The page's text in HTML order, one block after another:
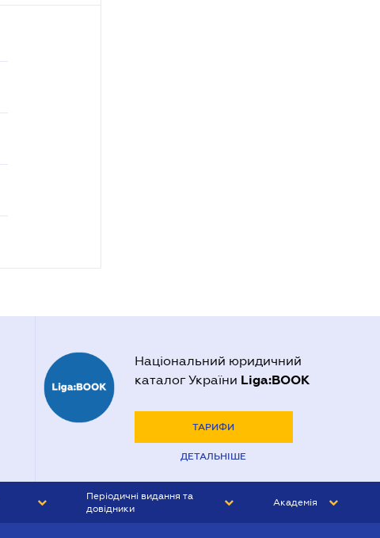
Національний юридичний
каталог України Liga:BOOK
ТАРИФИ
ДЕТАЛЬНІШЕ
Періодичні видання та
довідники
Академія